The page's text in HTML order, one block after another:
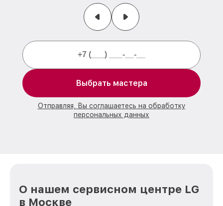
Выбрать мастера
Отправляя, Вы соглашаетесь на обработку
персональных данных
О нашем сервисном центре LG
в Москве